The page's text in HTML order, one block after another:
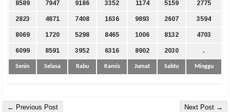
8589 7947 9186 3352 1174 5159 2775
2823 4871 7408 1636 9893 2607 3594
8069 1720 5298 8465 1006 8132 4703
6099 8591 3952 6316 8902 2030 .
Senin Selasa Rabu Kamis Jumat Sabtu Minggu
← Previous Post Next Post →